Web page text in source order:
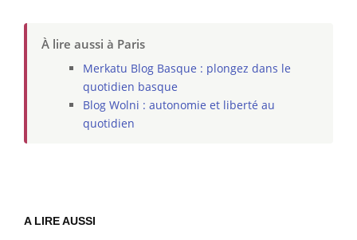
À lire aussi à Paris
Merkatu Blog Basque : plongez dans le
quotidien basque
Blog Wolni : autonomie et liberté au
quotidien
A LIRE AUSSI